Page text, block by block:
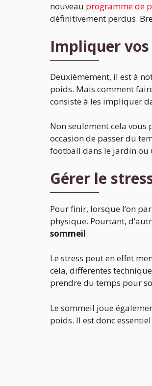
nouveau programme de
définitivement perdus.
Impliquer
Deuxièmement, il est à
poids. Mais comment
consiste à les impliquer
Non seulement cela vous
occasion de passer du
football dans le jardin ou
Gérer le
Pour finir, lorsque l’on
physique. Pourtant,
sommeil.
Le stress peut en effet
cela, différentes
prendre du temps pour
Le sommeil joue
poids. Il est donc